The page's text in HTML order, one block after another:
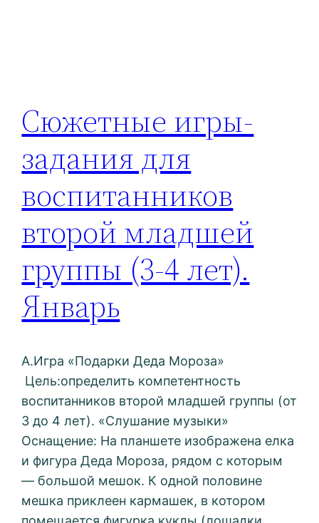
Сюжетные игры-
задания для
воспитанников
второй младшей
группы (3-4 лет).
Январь
А.Игра «Подарки Деда Мороза»
Цель:определить компетентность
воспитанников второй младшей группы (от
3 до 4 лет). «Слушание музыки»
Оснащение: На планшете изображена елка
и фигура Деда Мороза, рядом с которым
— большой мешок. К одной половине
мешка приклеен кармашек, в котором